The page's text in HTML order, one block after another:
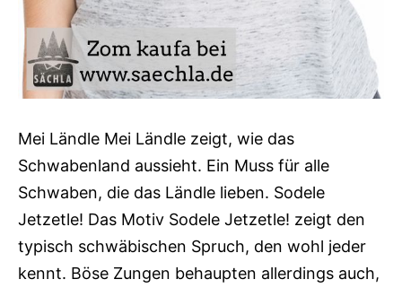
Mei Ländle Mei Ländle zeigt, wie das
Schwabenland aussieht. Ein Muss für alle
Schwaben, die das Ländle lieben. Sodele
Jetzetle! Das Motiv Sodele Jetzetle! zeigt den
typisch schwäbischen Spruch, den wohl jeder
kennt. Böse Zungen behaupten allerdings auch,